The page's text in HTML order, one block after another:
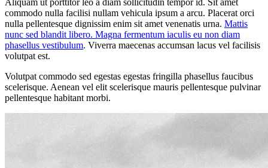
Aliquam ut porttitor leo a diam sollicitudin tempor id. Sit amet
commodo nulla facilisi nullam vehicula ipsum a arcu. Placerat orci
nulla pellentesque dignissim enim sit amet venenatis urna. Mattis
nunc sed blandit libero. Magna fermentum iaculis eu non diam
phasellus vestibulum. Viverra maecenas accumsan lacus vel facilisis
volutpat est.
Volutpat commodo sed egestas egestas fringilla phasellus faucibus
scelerisque. Aenean vel elit scelerisque mauris pellentesque pulvinar
pellentesque habitant morbi.